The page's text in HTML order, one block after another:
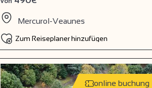
Mercurol-Veaunes
Zum Reiseplaner hinzufügen
online buchung